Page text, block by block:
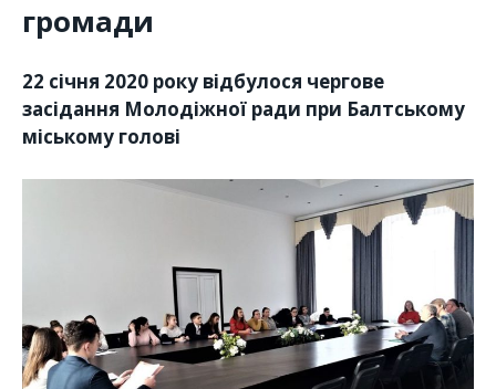
громади
22 січня 2020 року відбулося чергове
засідання Молодіжної ради при Балтському
міському голові